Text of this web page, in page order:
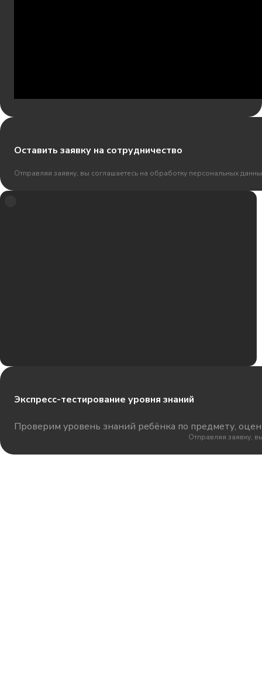
Оставить заявку на сотрудничество
Отправляя заявку, вы соглашаетесь на обработку персональных
Экспресс-тестирование уровня знаний
Проверим уровень знаний ребёнка по предмету,
Отправляя заявку,